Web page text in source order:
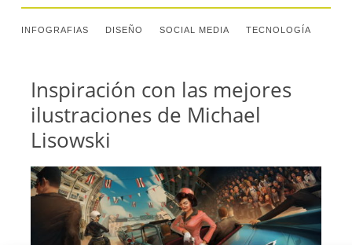
INFOGRAFIAS DISEÑO SOCIAL MEDIA TECNOLOGÍA
Inspiración con las mejores
ilustraciones de Michael
Lisowski